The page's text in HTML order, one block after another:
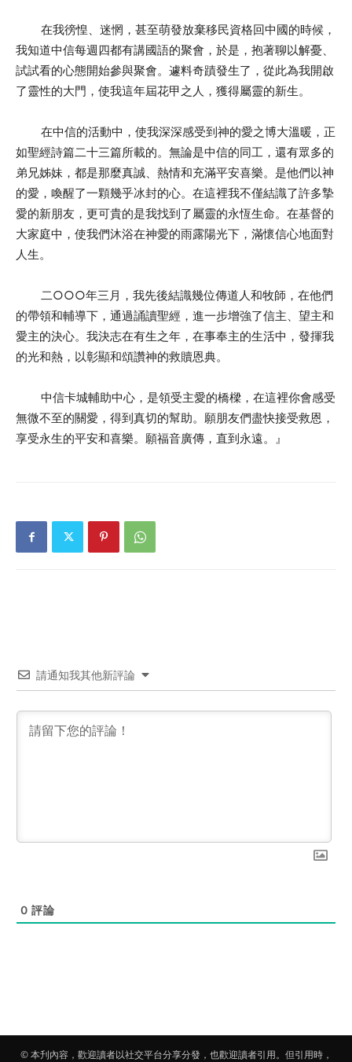
在我徬惶、迷惘，甚至萌發放棄移民資格回中國的時候，
我知道中信每週四都有講國語的聚會，於是，抱著聊以解憂、
試試看的心態開始參與聚會。遽料奇蹟發生了，從此為我開啟
了靈性的大門，使我這年屆花甲之人，獲得屬靈的新生。
在中信的活動中，使我深深感受到神的愛之博大溫暖，正
如聖經詩篇二十三篇所載的。無論是中信的同工，還有眾多的
弟兄姊妹，都是那麼真誠、熱情和充滿平安喜樂。是他們以神
的愛，喚醒了一顆幾乎冰封的心。在這裡我不僅結識了許多摯
愛的新朋友，更可貴的是我找到了屬靈的永恆生命。在基督的
大家庭中，使我們沐浴在神愛的雨露陽光下，滿懷信心地面對
人生。
二○○○年三月，我先後結識幾位傳道人和牧師，在他們
的帶領和輔導下，通過誦讀聖經，進一步增強了信主、望主和
愛主的決心。我決志在有生之年，在事奉主的生活中，發揮我
的光和熱，以彰顯和頌讚神的救贖恩典。
中信卡城輔助中心，是領受主愛的橋樑，在這裡你會感受
無微不至的關愛，得到真切的幫助。願朋友們盡快接受救恩，
享受永生的平安和喜樂。願福音廣傳，直到永遠。』
請通知我其他新評論
0 評論
© 本刋內容，歡迎讀者以社交平台分享分發，也歡迎讀者引用。但引用時，